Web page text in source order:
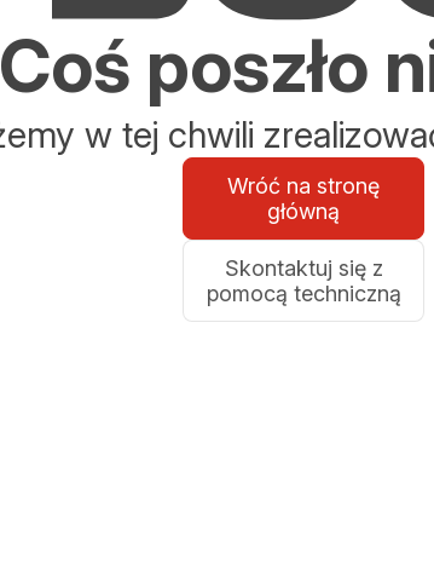
Coś poszło
w tej chwili
Wróć na stronę
główną
Skontaktuj się z
pomocą techniczną